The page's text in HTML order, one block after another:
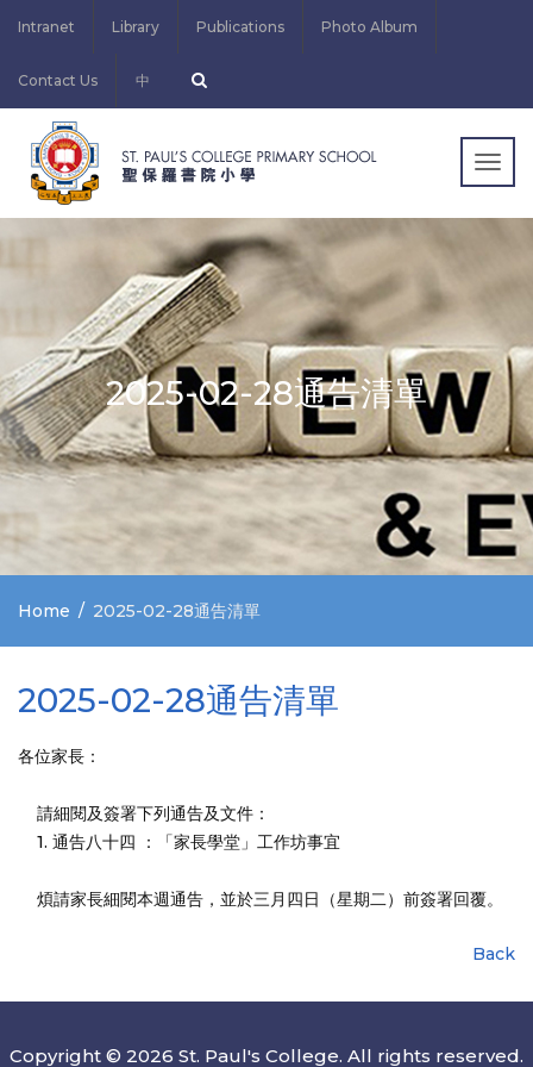
Intranet Library Publications Photo Album
Contact Us 中
2025-02-28通告清單
Home 2025-02-28通告清單
2025-02-28通告清單
各位家長：
請細閱及簽署下列通告及文件：
1. 通告八十四 ：「家長學堂」工作坊事宜
煩請家長細閱本週通告，並於三月四日（星期二）前簽署回覆。
Back
Copyright © 2026 St. Paul's College. All rights reserved.